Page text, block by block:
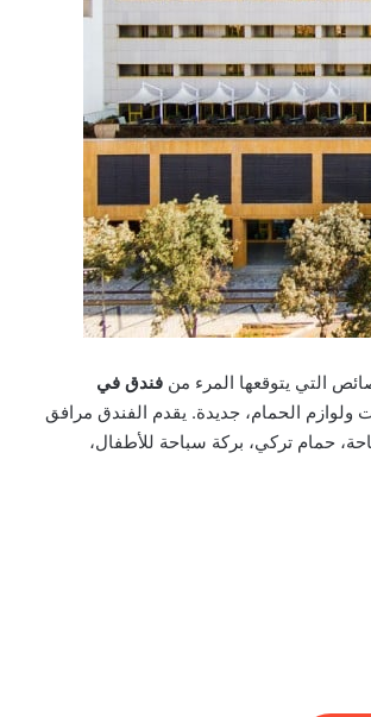
التي يتوقعها المرء منفندق في
الحمام، جديدة. يقدم الفندق مرافق
حمام تركي، بركة سباحة للأطفال،